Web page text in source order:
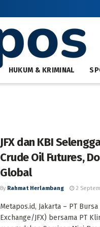
HUKUM & KRIMINAL
JFX dan KBI
Crude Oil Futures,
Global
By Rahmat Herlambang 2
Metapos.id, Jakarta – PT
Exchange/JFX) bersama PT